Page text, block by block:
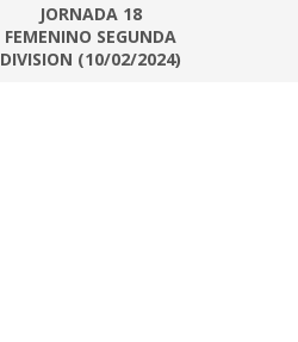
JORNADA 18
FEMENINO SEGUNDA
DIVISION (10/02/2024)